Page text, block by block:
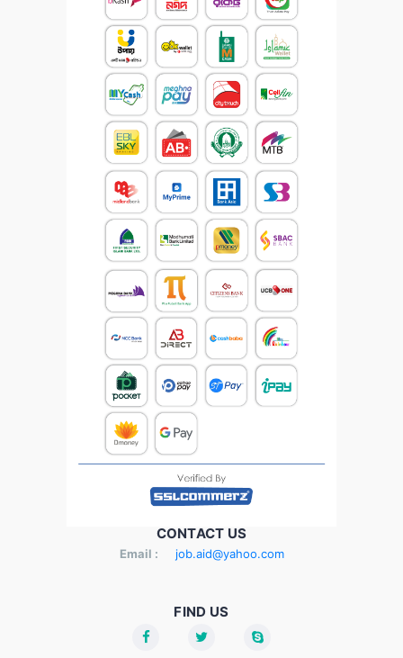
CONTACT US
Email : job.aid@yahoo.com
FIND US